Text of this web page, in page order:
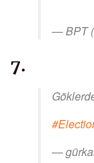
— BPT
7.
—